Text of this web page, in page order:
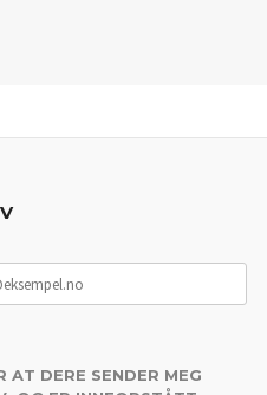
AT DERE SENDER MEG